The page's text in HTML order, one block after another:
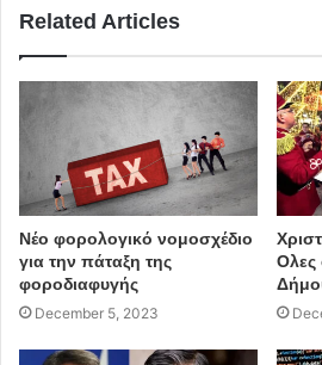
Related Articles
Νέο φορολογικό νομοσχέδιο
για την πάταξη της
φοροδιαφυγής
December 5, 2023
Ολες